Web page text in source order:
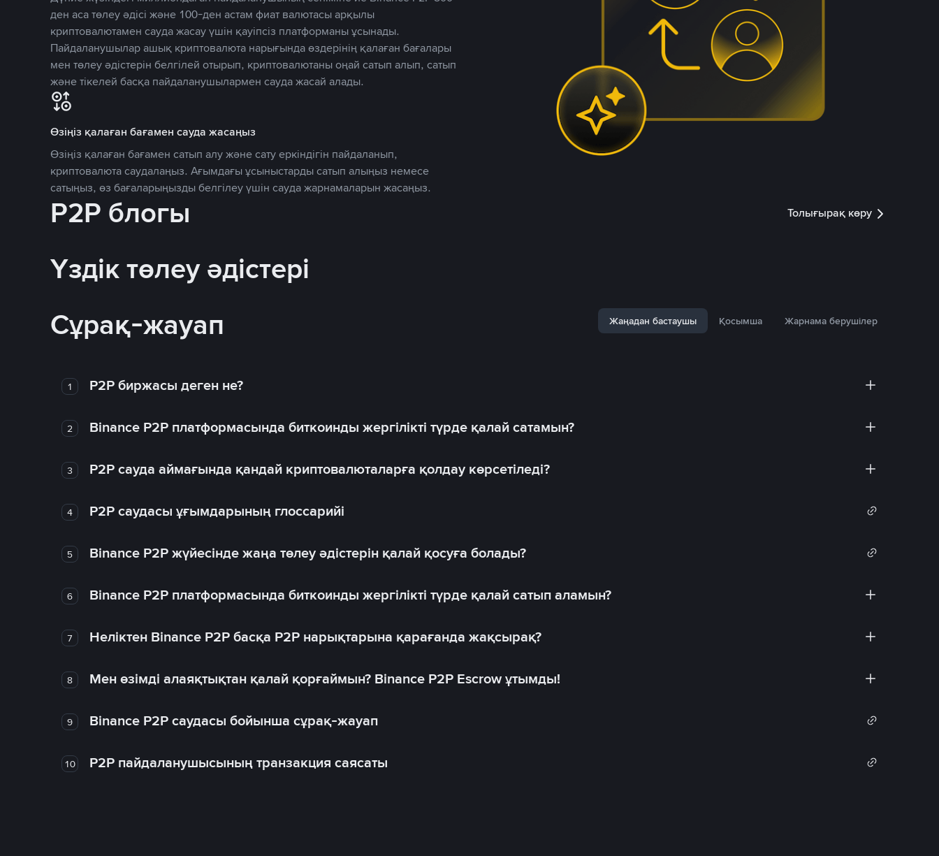
ден аса төлеу әдісі және 100-ден астам фиат валютасы арқылы
криптовалютамен сауда жасау үшін қауіпсіз платформаны ұсынады.
Пайдаланушылар ашық криптовалюта нарығында өздерінің қалаған бағалары
мен төлеу әдістерін белгілей отырып, криптовалютаны оңай сатып алып, сатып
және тікелей басқа пайдаланушылармен сауда жасай алады.
Өзіңіз қалаған бағамен сауда жасаңыз
Өзіңіз қалаған бағамен сатып алу және сату еркіндігін пайдаланып,
криптовалюта саудалаңыз. Ағымдағы ұсыныстарды сатып алыңыз немесе
сатыңыз, өз бағаларыңызды белгілеу үшін сауда жарнамаларын жасаңыз.
P2P блогы Толығырақ көру
Үздік төлеу әдістері
Сұрақ-жауап
Жаңадан бастаушы Қосымша Жарнама берушілер
1 P2P биржасы деген не?
2 Binance P2P платформасында биткоинды жергілікті түрде қалай сатамын?
3 P2P сауда аймағында қандай криптовалюталарға қолдау көрсетіледі?
4 P2P саудасы ұғымдарының глоссарийі
5 Binance P2P жүйесінде жаңа төлеу әдістерін қалай қосуға болады?
6 Binance P2P платформасында биткоинды жергілікті түрде қалай сатып аламын?
7 Неліктен Binance P2P басқа P2P нарықтарына қарағанда жақсырақ?
8 Мен өзімді алаяқтықтан қалай қорғаймын? Binance P2P Escrow ұтымды!
9 Binance P2P саудасы бойынша сұрақ-жауап
10 P2P пайдаланушысының транзакция саясаты